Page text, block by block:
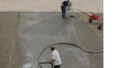
floor system
such as those in
areas and material
with wheeled truck
just one day.
Google.
je YouTube, LLC, 901
94066, USA. Keď navštívite
YouTube-pluginom,
YouTube. Serveru
ktorú z našich stránok ste
vo Vašom YouTube-účte,